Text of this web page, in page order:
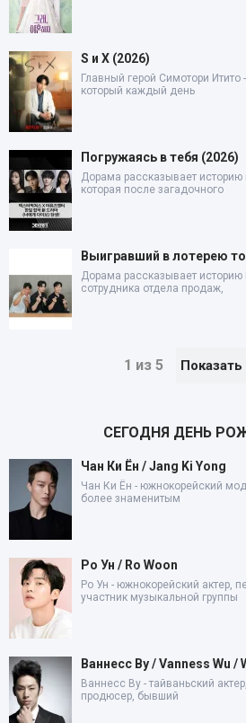
S и X (2026)
Главный герой Симотори Итито
который каждый день
Погружаясь в тебя (2026)
Дорама рассказывает историю
которая после загадочного
Выигравший в лотерею
Дорама рассказывает
сотрудника отдела продаж,
1 из 5
СЕГОДНЯ ДЕНЬ
Чан Ки Ён / Jang Ki Yong
Чан Ки Ён - южнокорейский
более знаменитым
Ро Ун / Ro Woon
Ро Ун - южнокорейский актер,
участник музыкальной группы
Ваннесс Ву / Vanness Wu /
Ваннесс Ву - тайваньский
продюсер, бывший